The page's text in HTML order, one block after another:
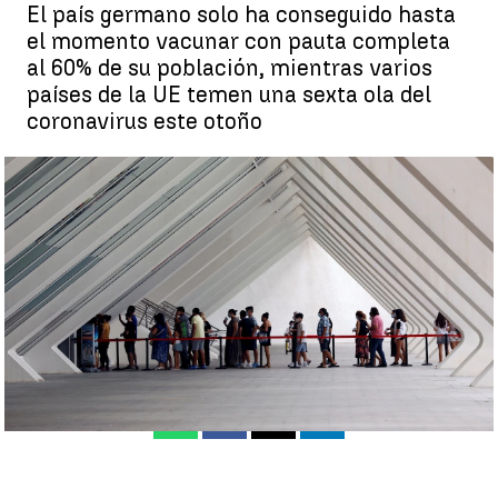
El país germano solo ha conseguido hasta
el momento vacunar con pauta completa
al 60% de su población, mientras varios
países de la UE temen una sexta ola del
coronavirus este otoño
Alemania califica de "milagro español" la campaña de
vacunación contra el coronavirus de nuestro país | Efe
Antena 3 Noticias
Publicado:07 de septiembre de 2021, 15:56
WhatsappFacebook
X Linkedin